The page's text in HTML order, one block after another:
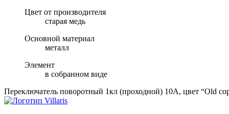
Цвет от производителя
старая медь
Основной материал
металл
Элемент
в собранном виде
Переключатель поворотный 1кл (проходной) 10А, цвет “Old